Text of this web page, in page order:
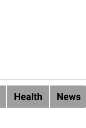
Health News